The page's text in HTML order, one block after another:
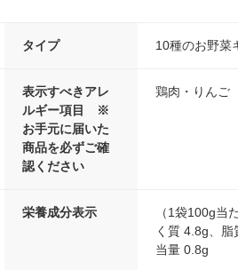
タイプ 10種のお野菜
表示すべきアレ
ルギー項目 ※
お手元に届いた
商品を必ずご確
認ください
鶏肉・りんご
栄養成分表示
（1袋100g当
く質 4.8g、
当量 0.8g